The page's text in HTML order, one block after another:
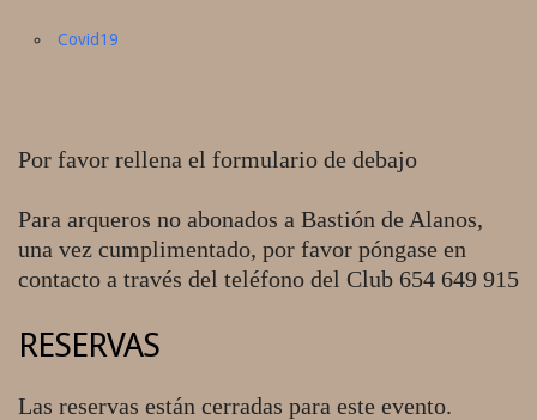
Covid19
Por favor rellena el formulario de debajo
Para arqueros no abonados a Bastión de Alanos,
una vez cumplimentado, por favor póngase en
contacto a través del teléfono del Club 654 649 915
RESERVAS
Las reservas están cerradas para este evento.